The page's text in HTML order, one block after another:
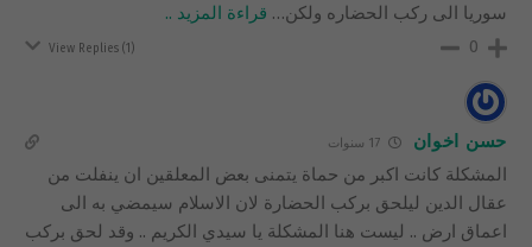
سوريا الى ركب الحضاره ولكن… قراءة المزيد ..
0
View Replies (1)
حسن اخوان 17 سنوات
المشكلة كانت اكبر من حماة يتمنى بعض المعلقين ان ينفلت من
عقال الدين ليلحق بركب الحضارة لان الاسلام سيمضي به الى
اعماق ارض .. ليست هنا المشكلة يا سيدي الكريم .. وقد لحق بركب